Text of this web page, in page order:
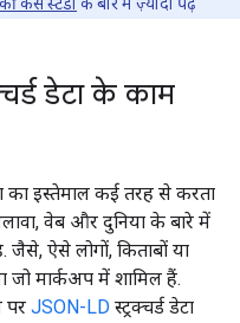
डेटा के काम
का इस्तेमाल कई तरह से करता
वेब और दुनिया के बारे में
जैसे, ऐसे लोगों, किताबों या
जो मार्कअप में शामिल हैं.
पर JSON-LD स्ट्रक्चर्ड डेटा